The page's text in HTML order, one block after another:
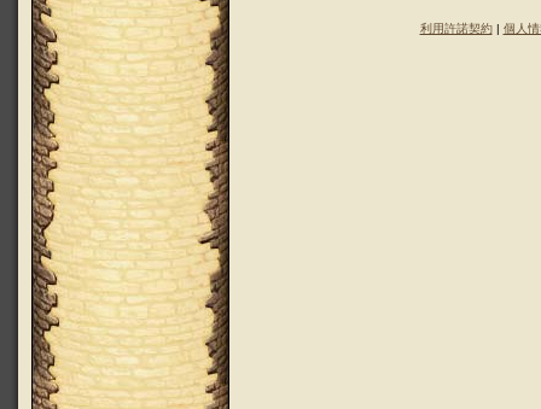
利用許諾契約| 個人